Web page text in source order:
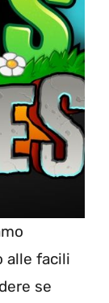
alle facili
se